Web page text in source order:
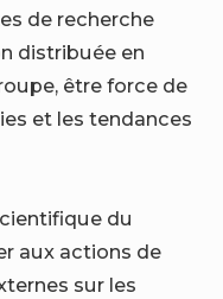
de recherche
distribuée en
être force de
et les tendances
du
aux actions de
sur les